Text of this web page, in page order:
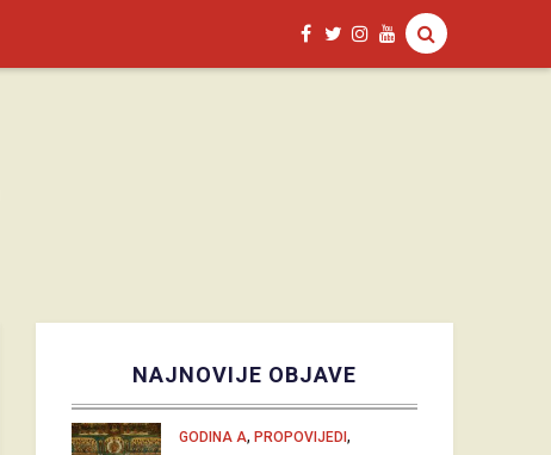
NAJNOVIJE OBJAVE
GODINA A, PROPOVIJEDI ,